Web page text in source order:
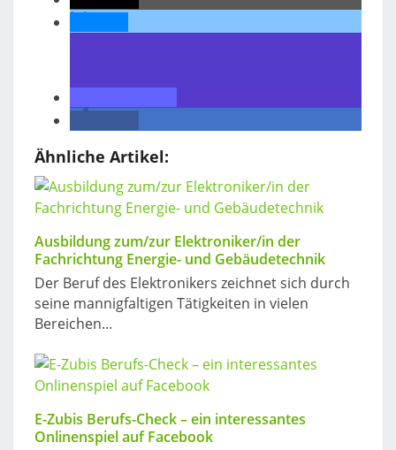
Ähnliche Artikel:
Ausbildung zum/zur Elektroniker/in der
Fachrichtung Energie- und Gebäudetechnik
Der Beruf des Elektronikers zeichnet sich durch
seine mannigfaltigen Tätigkeiten in vielen
Bereichen...
E-Zubis Berufs-Check – ein interessantes
Onlinenspiel auf Facebook